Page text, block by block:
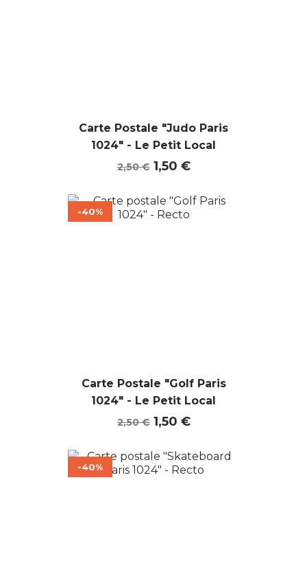
Carte Postale "Judo Paris
1024" - Le Petit Local
Prix
2,50 € Prix
1,50 €
Carte Postale "Golf Paris
1024" - Le Petit Local
Prix
2,50 € Prix
1,50 €
-40%
-40%